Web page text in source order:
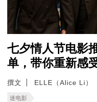
七夕情人节电影
单，带你重新感
撰文 ELLE（Alice Li）
迷电影